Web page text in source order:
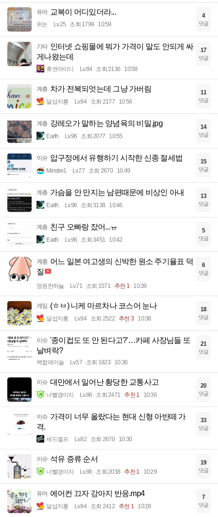
유머 교복이 어디있더라...
위논 Lv.25 조회 1799 10:59
4
댓글
기타 인터넷 쇼핑몰에 뭐가 가격이 말도 안되게 싸
게나왔는데
휴면아이디 Lv.84 조회 2136 10:58
17
댓글
계층 차가 전복되엇는데 그냥 가버림
달섭지롱 Lv.94 조회 2177 10:56
11
댓글
계층 강레오가 말하는 양념육의 비밀.jpg
Earth Lv.96 조회 2077 10:55
14
댓글
이슈 압구정에서 유행하기 시작한 신종 절세법
Minstre1 Lv.77 조회 2670 10:49
15
댓글
계층 가슴을 안 만지는 남편때문에 비상인 아내
Earth Lv.96 조회 3138 10:46
13
댓글
계층 친구 오빠랑 잤어...ㅠ
Earth Lv.96 조회 3451 10:42
5
댓글
계층 어느 일본 여고생의 신박한 원소 주기율표 덕
질
영원한하늘 Lv.71 조회 1571 추천 1 10:39
6
댓글
게임 (ㅎㅂ) 니케 마르차나 코스어 눈나
달섭지롱 Lv.94 조회 2522 추천 3 10:38
18
댓글
이슈 '종이컵도 또 안 된다고?'…카페 사장님들 또
날벼락?
백합에이슬 Lv.57 조회 1923 10:36
21
댓글
이슈 대만에서 일어난 황당한 교통사고
너빨갱이지 Lv.86 조회 2471 추천 1 10:36
20
댓글
이슈 가격이 너무 올랐다는 현대 신형 아반떼 가
격.
세드엘프 Lv.82 조회 2670 10:30
33
댓글
이슈 석유 증류 순서
너빨갱이지 Lv.86 조회 2038 추천 1 10:29
19
댓글
유머 에어컨 끄자 강아지 반응.mp4
달섭지롱 Lv.94 조회 2412 추천 1 10:28
7
댓글